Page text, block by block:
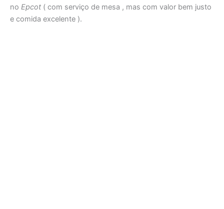
no Epcot ( com serviço de mesa , mas com valor bem justo
e comida excelente ).